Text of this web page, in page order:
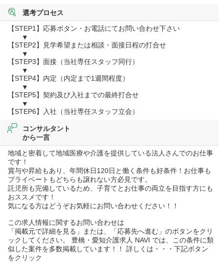
選考プロセス
【STEP1】応募ボタン・お電話にてお問い合わせ下さい
▼
【STEP2】見学希望または相談・面接日程の打合せ
▼
【STEP3】面接（当社専任スタッフ同行）
▼
【STEP4】内定（内定まで1週間程度）
▼
【STEP5】契約及び入社までの最終打合せ
▼
【STEP6】入社（当社専任スタッフ立会）
コンサルタント
から一言
地域と密着して地域医療や介護を提供している法人さんでのお仕事
です！
賞与や昇給もあり、年間休日120日と働く条件も好条件！お仕事も
プライベートもどちらも譲れない方必見です。
託児所も完備しているため、子育てとお仕事の両立を目指す方にも
おススメです！
気になる方はどうぞお気軽にお問い合わせください！！
この求人情報に関するお問い合わせは
「掲載元で詳細を見る」または、「応募先へ進む」のボタンをクリ
ックしてください。 豊橋・愛知介護求人 NAVI では、この条件に類
似した案件を多数掲載しています！！ 詳しくは・・・下記ボタン
をクリック